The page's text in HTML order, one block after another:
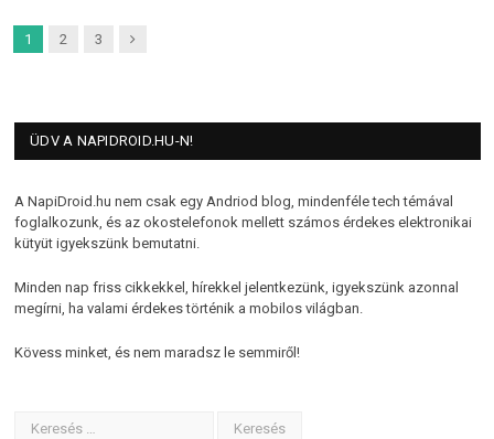
1 2 3 Next
ÜDV A NAPIDROID.HU-N!
A NapiDroid.hu nem csak egy Andriod blog, mindenféle tech témával
foglalkozunk, és az okostelefonok mellett számos érdekes elektronikai
kütyüt igyekszünk bemutatni.
Minden nap friss cikkekkel, hírekkel jelentkezünk, igyekszünk azonnal
megírni, ha valami érdekes történik a mobilos világban.
Kövess minket, és nem maradsz le semmiről!